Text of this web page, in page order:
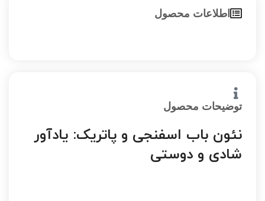
اطلاعات محصول
توضیحات محصول
نئون باب اسفنجی و پاتریک: یادآور
شادی و دوستی